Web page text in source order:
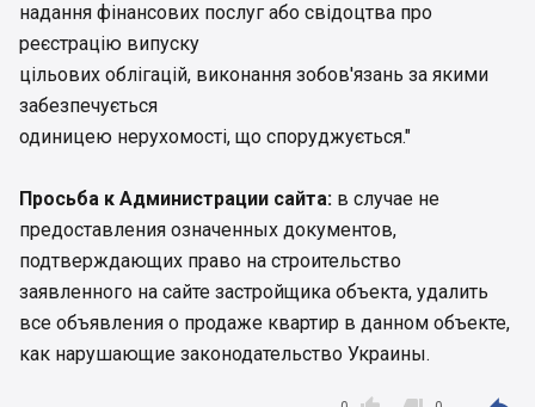
надання фінансових послуг або свідоцтва про
реєстрацію випуску
цільових облігацій, виконання зобов'язань за якими
забезпечується
одиницею нерухомості, що споруджується."
Просьба к Администрации сайта: в случае не
предоставления означенных документов,
подтверждающих право на строительство
заявленного на сайте застройщика объекта, удалить
все объявления о продаже квартир в данном объекте,
как нарушающие законодательство Украины.